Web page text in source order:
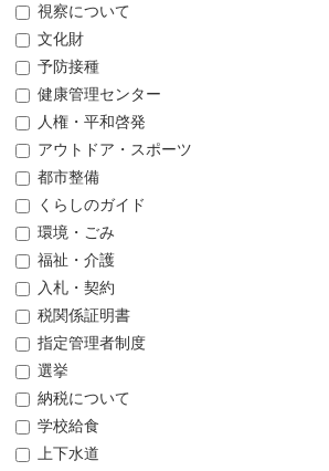
視察について
文化財
予防接種
健康管理センター
人権・平和啓発
アウトドア・スポーツ
都市整備
くらしのガイド
環境・ごみ
福祉・介護
入札・契約
税関係証明書
指定管理者制度
選挙
納税について
学校給食
上下水道